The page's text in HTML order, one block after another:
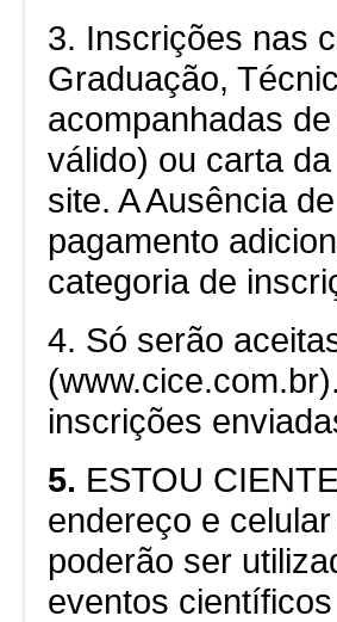
3. Inscrições nas
Graduação,
acompanhadas
válido) ou carta
site. A Ausência
pagamento
categoria de
4. Só serão
inscrições
5. ESTOU
endereço e
poderão ser
eventos